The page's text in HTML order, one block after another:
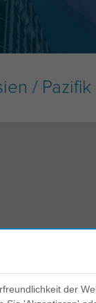
/ Pazifik
der